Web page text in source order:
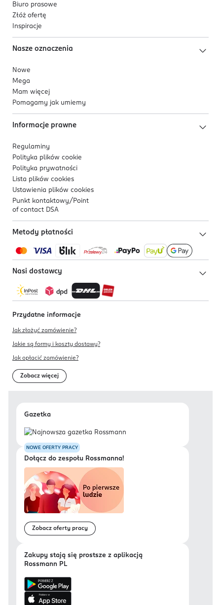
Biuro prasowe
Złóż ofertę
Inspiracje
Nasze oznaczenia
Nowe
Mega
Mam więcej
Pomagamy jak umiemy
Informacje prawne
Regulaminy
Polityka plików cookie
Polityka prywatności
Lista plików cookies
Ustawienia plików cookies
Punkt kontaktowy/ Point
of contact DSA
Metody płatności
Nasi dostawcy
Przydatne informacje
Jak złożyć zamówienie?
Jakie są formy i koszty dostawy?
Jak opłacić zamówienie?
Zobacz więcej
Gazetka
NOWE OFERTY PRACY
Dołącz do zespołu Rossmanna!
Zobacz oferty pracy
Zakupy stają się prostsze z aplikacją
Rossmann PL